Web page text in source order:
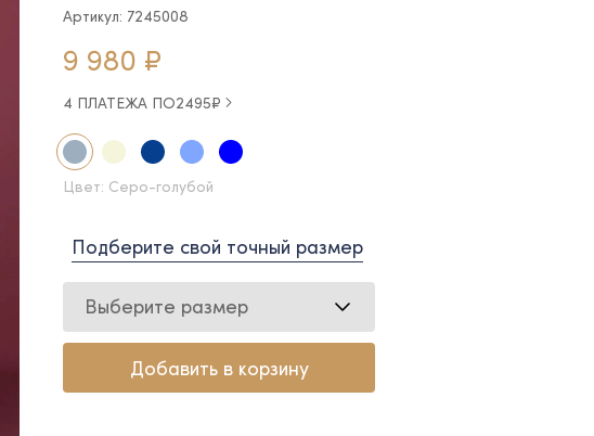
Артикул: 7245008
9 980 ₽
4 ПЛАТЕЖА ПО2495₽
Цвет: Серо-голубой
Подберите свой точный размер
Выберите размер
Добавить в корзину